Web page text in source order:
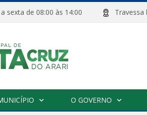
a sexta de 08:00 às 14:00
O GOVERNO